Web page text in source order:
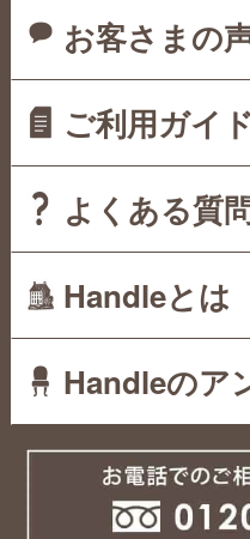
お客さまの
ご利用ガイド
よくある質
Handleとは
Handleのア